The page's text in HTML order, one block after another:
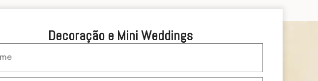
Decoração e Mini Weddings